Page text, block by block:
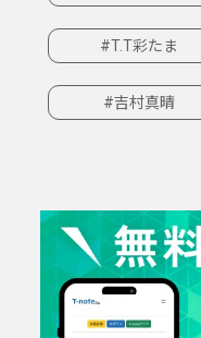
#T.T彩たま
#吉村真晴